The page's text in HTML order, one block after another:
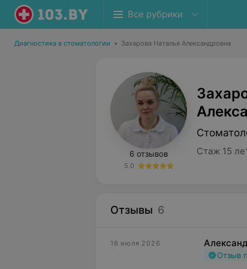
Все рубрики
Диагностика в стоматологии • Захарова Наталья Александровна
6 отзывов
5.0
Стаж 15
Отзывы 6
16 июля 2026
Отзыв